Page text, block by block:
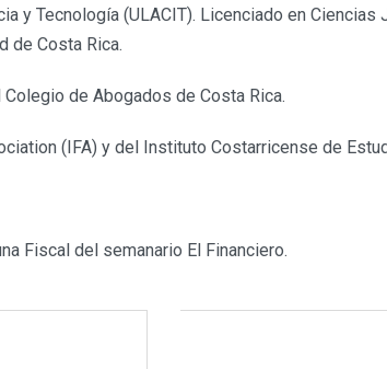
y Tecnología (ULACIT). Licenciado en
de Costa Rica.
de Abogados de Costa Rica.
(IFA) y del Instituto Costarricense de
Fiscal del semanario El Financiero.